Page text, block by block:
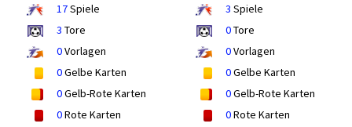
17Spiele
3 Tore
0Vorlagen
0Gelbe Karten
0Gelb-Rote Karten
0Rote Karten
3 Spiele
0Tore
0Vorlagen
0Gelbe Karten
0Gelb-Rote Karten
0Rote Karten